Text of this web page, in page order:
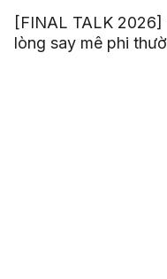
[FINAL TALK 2026]
lòng say mê phi